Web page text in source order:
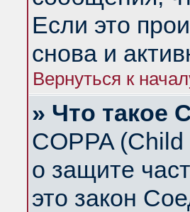
Если это
снова и
Вернуться к
» Что такое
COPPA
о защите
это закон